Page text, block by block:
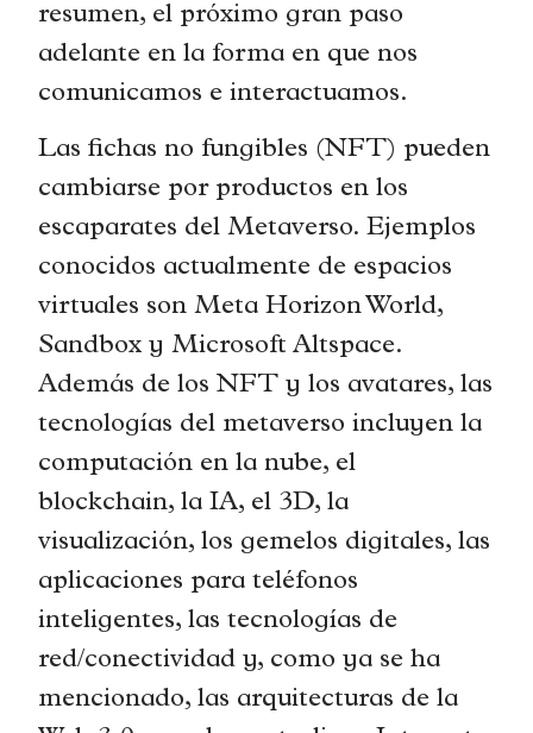
resumen, el próximo gran paso
adelante en la forma en que nos
comunicamos e interactuamos.
Las fichas no fungibles (NFT) pueden
cambiarse por productos en los
escaparates del Metaverso. Ejemplos
conocidos actualmente de espacios
virtuales son Meta Horizon World,
Sandbox y Microsoft Altspace.
Además de los NFT y los avatares, las
tecnologías del metaverso incluyen la
computación en la nube, el
blockchain, la IA, el 3D, la
visualización, los gemelos digitales, las
aplicaciones para teléfonos
inteligentes, las tecnologías de
red/conectividad y, como ya se ha
mencionado, las arquitecturas de la